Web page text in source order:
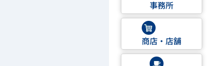
事務所
商店・店舗